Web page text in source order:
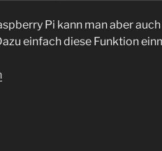
Pi kann man aber
einfach diese Funktion